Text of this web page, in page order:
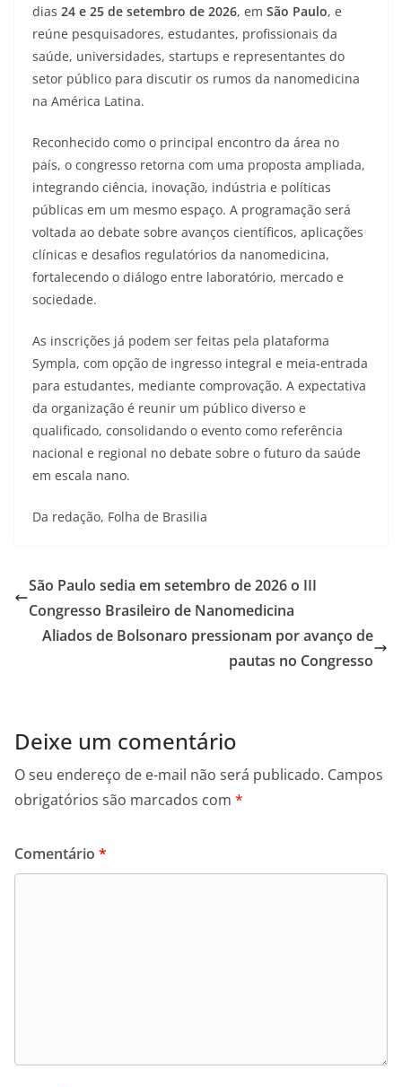
dias 24 e 25 de setembro de 2026, em São Paulo, e
reúne pesquisadores, estudantes, profissionais da
saúde, universidades, startups e representantes do
setor público para discutir os rumos da nanomedicina
na América Latina.
Reconhecido como o principal encontro da área no
país, o congresso retorna com uma proposta ampliada,
integrando ciência, inovação, indústria e políticas
públicas em um mesmo espaço. A programação será
voltada ao debate sobre avanços científicos, aplicações
clínicas e desafios regulatórios da nanomedicina,
fortalecendo o diálogo entre laboratório, mercado e
sociedade.
As inscrições já podem ser feitas pela plataforma
Sympla, com opção de ingresso integral e meia-entrada
para estudantes, mediante comprovação. A expectativa
da organização é reunir um público diverso e
qualificado, consolidando o evento como referência
nacional e regional no debate sobre o futuro da saúde
em escala nano.
Da redação, Folha de Brasilia
São Paulo sedia em setembro de 2026 o III
Congresso Brasileiro de Nanomedicina
Aliados de Bolsonaro pressionam por avanço de
pautas no Congresso
Deixe um comentário
O seu endereço de e-mail não será publicado. Campos
obrigatórios são marcados com *
Comentário *